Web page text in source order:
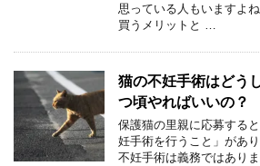
思っている人もいますよ
買うメリットと …
猫の不妊手術はどう
つ頃やればいいの？
保護猫の里親に応募する
妊手術を行うこと」があ
不妊手術は義務ではあり